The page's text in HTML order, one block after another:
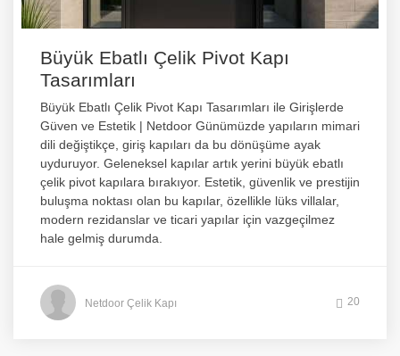
Büyük Ebatlı Çelik Pivot Kapı
Tasarımları
Büyük Ebatlı Çelik Pivot Kapı Tasarımları ile Girişlerde
Güven ve Estetik | Netdoor Günümüzde yapıların mimari
dili değiştikçe, giriş kapıları da bu dönüşüme ayak
uyduruyor. Geleneksel kapılar artık yerini büyük ebatlı
çelik pivot kapılara bırakıyor. Estetik, güvenlik ve prestijin
buluşma noktası olan bu kapılar, özellikle lüks villalar,
modern rezidanslar ve ticari yapılar için vazgeçilmez
hale gelmiş durumda.
Netdoor Çelik Kapı 20